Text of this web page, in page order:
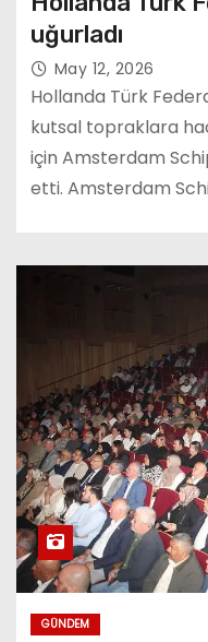
uğurladı
May 12, 2026
Hollanda Türk
kutsal topraklara
için Amsterdam
etti. Amsterdam
GÜNDEM